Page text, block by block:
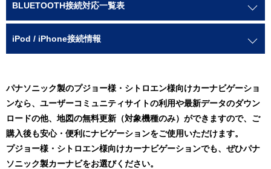
BLUETOOTH接続対応一覧表
iPod / iPhone接続情報
パナソニック製のプジョー様・シトロエン様向けカーナビゲーショ
ンなら、ユーザーコミュニティサイトの利用や最新データのダウン
ロードの他、地図の無料更新（対象機種のみ）ができますので、ご
購入後も安心・便利にナビゲーションをご使用いただけます。
プジョー様・シトロエン様向けカーナビゲーションでも、ぜひパナ
ソニック製カーナビをお選びください。